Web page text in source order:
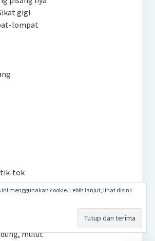
gigi
lompat
tik-tok
mulut
ini menggunakan cookie. Lebih lanjut, lihat disini: